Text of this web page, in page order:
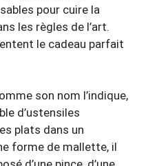
pour cuire la
les règles de l’art.
le cadeau parfait
son nom l’indique,
d’ustensiles
plats dans un
forme de mallette, il